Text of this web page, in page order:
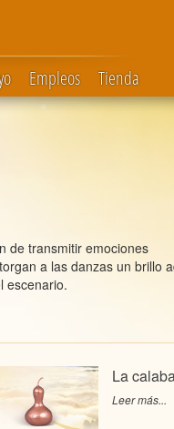
Empleos Tienda
de transmitir emociones
a las danzas un brillo
escenario.
La
Leer más...